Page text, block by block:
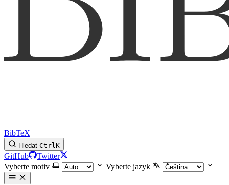
BibTeX
Hledat CtrlK
GitHub
Twitter
Vyberte motiv
Vyberte jazyk